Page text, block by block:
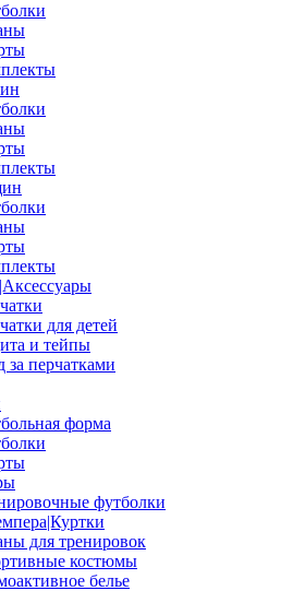
для детей
и тейпы
за перчатками
форма
футболки
для тренировок
костюмы
белье